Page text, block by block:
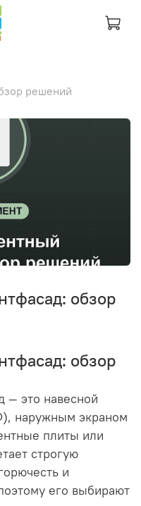
решений
обзор
обзор
— это навесной
наружным экраном
плиты или
строгую
и
его выбирают